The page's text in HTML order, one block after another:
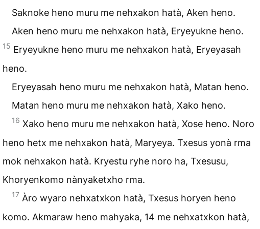
Saknoke heno muru me nehxakon hatà, Aken heno.
Aken heno muru me nehxakon hatà, Eryeyukne heno.
15 Eryeyukne heno muru me nehxakon hatà, Eryeyasah
heno.
Eryeyasah heno muru me nehxakon hatà, Matan heno.
Matan heno muru me nehxakon hatà, Xako heno.
16 Xako heno muru me nehxakon hatà, Xose heno. Noro
heno hetx me nehxakon hatà, Maryeya. Txesus yonà rma
mok nehxakon hatà. Kryestu ryhe noro ha, Txesusu,
Khoryenkomo nànyaketxho rma.
17 Àro wyaro nehxatxkon hatà, Txesus horyen heno
komo. Akmaraw heno mahyaka, 14 me nehxatxkon hatà,